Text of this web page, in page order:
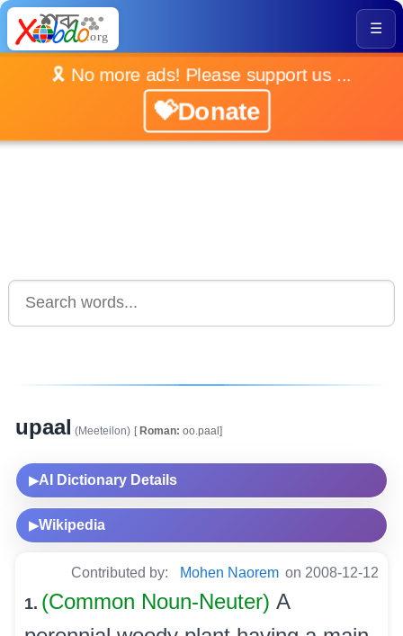
☰
🎗️ No more ads! Please support us ...
💝Donate
upaal (Meeteilon) [Roman: oo.paal]
▶AI Dictionary Details
▶Wikipedia
Contributed by: Mohen Naorem on 2008-12-12
1. (Common Noun-Neuter) A